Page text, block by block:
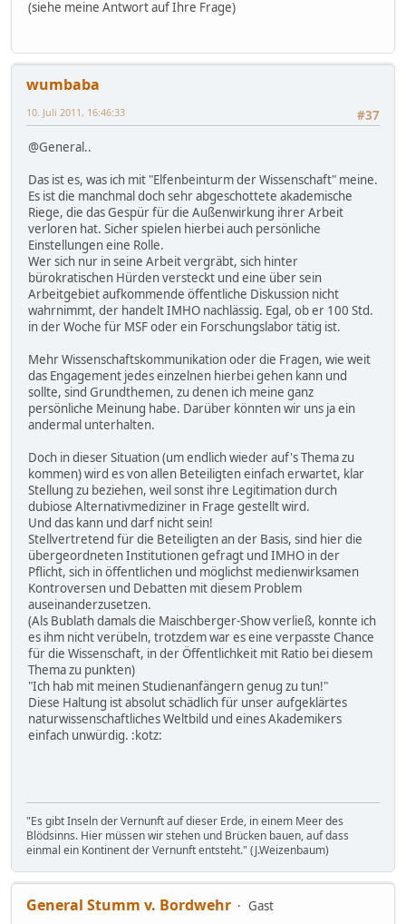
(siehe meine Antwort auf Ihre Frage)
wumbaba
#37
10. Juli 2011, 16:46:33
@General..
Das ist es, was ich mit "Elfenbeinturm der Wissenschaft" meine.
Es ist die manchmal doch sehr abgeschottete akademische
Riege, die das Gespür für die Außenwirkung ihrer Arbeit
verloren hat. Sicher spielen hierbei auch persönliche
Einstellungen eine Rolle.
Wer sich nur in seine Arbeit vergräbt, sich hinter
bürokratischen Hürden versteckt und eine über sein
Arbeitgebiet aufkommende öffentliche Diskussion nicht
wahrnimmt, der handelt IMHO nachlässig. Egal, ob er 100 Std.
in der Woche für MSF oder ein Forschungslabor tätig ist.
Mehr Wissenschaftskommunikation oder die Fragen, wie weit
das Engagement jedes einzelnen hierbei gehen kann und
sollte, sind Grundthemen, zu denen ich meine ganz
persönliche Meinung habe. Darüber könnten wir uns ja ein
andermal unterhalten.
Doch in dieser Situation (um endlich wieder auf's Thema zu
kommen) wird es von allen Beteiligten einfach erwartet, klar
Stellung zu beziehen, weil sonst ihre Legitimation durch
dubiose Alternativmediziner in Frage gestellt wird.
Und das kann und darf nicht sein!
Stellvertretend für die Beteiligten an der Basis, sind hier die
übergeordneten Institutionen gefragt und IMHO in der
Pflicht, sich in öffentlichen und möglichst medienwirksamen
Kontroversen und Debatten mit diesem Problem
auseinanderzusetzen.
(Als Bublath damals die Maischberger-Show verließ, konnte ich
es ihm nicht verübeln, trotzdem war es eine verpasste Chance
für die Wissenschaft, in der Öffentlichkeit mit Ratio bei diesem
Thema zu punkten)
"Ich hab mit meinen Studienanfängern genug zu tun!"
Diese Haltung ist absolut schädlich für unser aufgeklärtes
naturwissenschaftliches Weltbild und eines Akademikers
einfach unwürdig. :kotz:
"Es gibt Inseln der Vernunft auf dieser Erde, in einem Meer des
Blödsinns. Hier müssen wir stehen und Brücken bauen, auf dass
einmal ein Kontinent der Vernunft entsteht." (J.Weizenbaum)
General Stumm v. Bordwehr
Gast